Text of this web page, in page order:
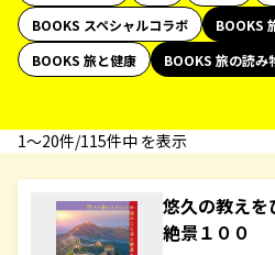
BOOKS スペシャルコラボ
BOOKS
BOOKS 旅と健康
BOOKS 旅の読み
1〜20件/115件中 を表示
悠久の教えを
絶景１００